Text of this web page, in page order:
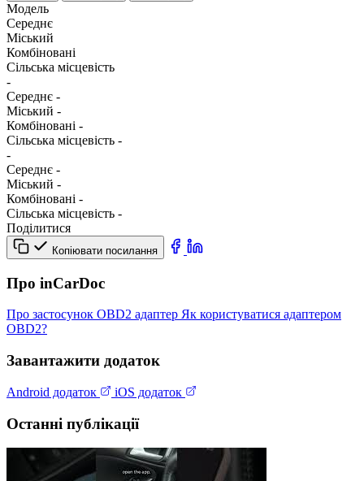
Модель
Середнє
Міський
Комбіновані
Сільська місцевість
-
Середнє -
Міський -
Комбіновані -
Сільська місцевість -
-
Середнє -
Міський -
Комбіновані -
Сільська місцевість -
Поділитися
Копіювати посилання
Про inCarDoc
Про застосунок OBD2 адаптер Як користуватися адаптером
OBD2?
Завантажити додаток
Android додаток iOS додаток
Останні публікації